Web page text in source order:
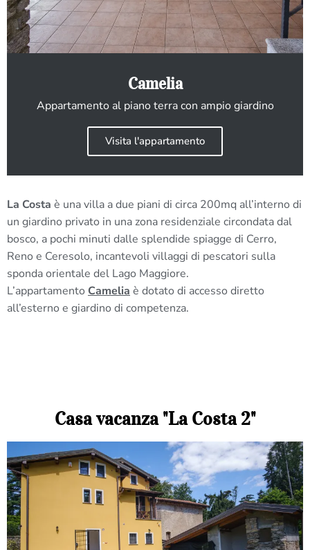
Camelia
Appartamento al piano terra con ampio giardino
Visita l'appartamento
La Costa è una villa a due piani di circa 200mq all’interno di
un giardino privato in una zona residenziale circondata dal
bosco, a pochi minuti dalle splendide spiagge di Cerro,
Reno e Ceresolo, incantevoli villaggi di pescatori sulla
sponda orientale del Lago Maggiore.
L’appartamento Camelia è dotato di accesso diretto
all’esterno e giardino di competenza.
Casa vacanza "La Costa 2"